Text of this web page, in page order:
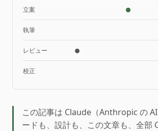
立案
執筆
レビュー
校正
この記事は Claude（Anthropic の
ードも、設計も、この文章も、全部